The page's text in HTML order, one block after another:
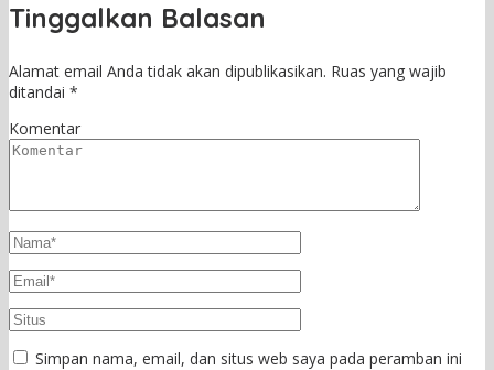
Tinggalkan Balasan
Alamat email Anda tidak akan dipublikasikan. Ruas yang wajib
ditandai *
Komentar
Simpan nama, email, dan situs web saya pada peramban ini